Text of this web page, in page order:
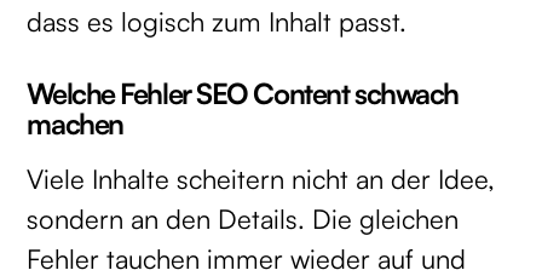
dass es logisch zum Inhalt passt.
Welche Fehler SEO Content schwach
machen
Viele Inhalte scheitern nicht an der Idee,
sondern an den Details. Die gleichen
Fehler tauchen immer wieder auf und